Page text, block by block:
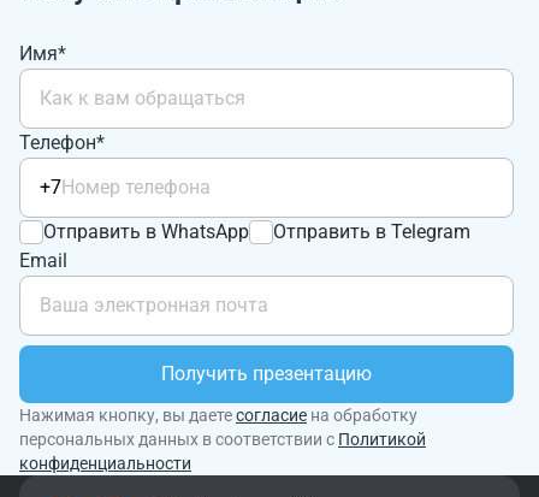
Имя*
Телефон*
+7
Отправить в WhatsApp
Отправить в Telegram
Email
Получить презентацию
Нажимая кнопку, вы даетесогласие на обработку
персональных данных в соответствии с Политикой
конфиденциальности